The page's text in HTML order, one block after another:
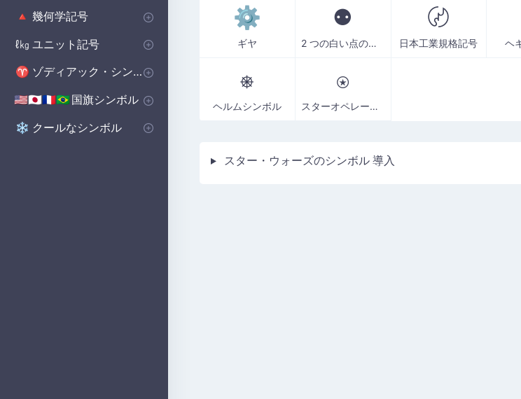
⚙
ギヤ
⚉
2 つの白い点のある黒い円
〄
日本工業規格記号 ヘ
⎈
ヘルムシンボル
⍟
スターオペレーター
スター・ウォーズのシンボル 導入
著作権シンボル
女性のシンボル
美的シンボル
男性のシンボル
バットマンのシンボル
無政府主義のシンボル
十字のシンボル
段落記号
車のシンボル
自閉症のシンボル
ケルトのシンボル
食器洗い機の記号 ハリー・ポッターのシンボル
北欧のシンボル
保護シンボル
🔺 幾何学記号
基本図形
ポリゴンシンボル
立体図形記号
ℓ㎏ ユニット記号
体積単位 記号
マイクロ単位記号
♈ ゾディアック・シンボル
西洋の星座シンボル
🇺🇸🇯🇵🇫🇷🇧🇷 国旗シンボル
国のシンボル
国旗シンボル
❄️ クールなシンボル